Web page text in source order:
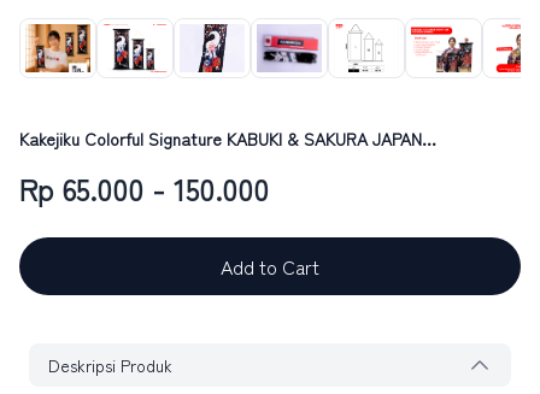
Kakejiku Colorful Signature KABUKI & SAKURA JAPAN...
Rp 65.000 - 150.000
Add to Cart
Deskripsi Produk